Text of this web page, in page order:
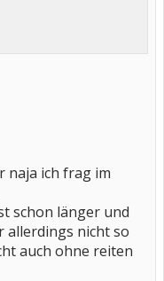
naja ich frag im
schon länger und
allerdings nicht so
auch ohne reiten